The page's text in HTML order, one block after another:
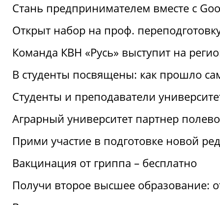
Стань предпринимателем вместе с
Открыт набор на проф.
Команда КВН «Русь» выступит на
В студенты посвящены: как прошло
Студенты и преподаватели
Аграрный университет партнер
Прими участие в подготовке новой
Вакцинация от гриппа – бесплатно
Получи второе высшее образование: